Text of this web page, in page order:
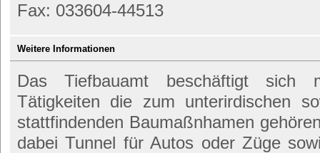
Fax: 033604-44513
Weitere Informationen
Das Tiefbauamt beschäftigt sich
Tätigkeiten die zum unterirdischen
stattfindenden Baumaßnhamen
dabei Tunnel für Autos oder Züge